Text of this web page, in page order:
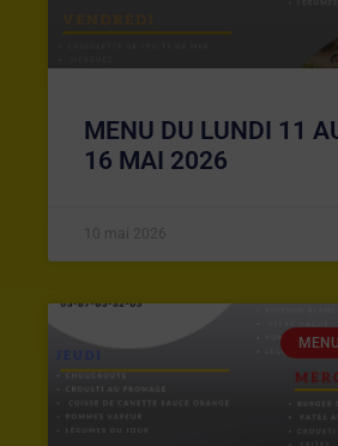
MENU DU LUNDI 11
16 MAI 2026
10 mai 2026